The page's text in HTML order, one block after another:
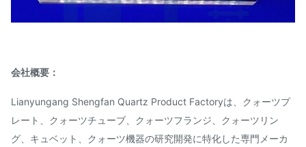
会社概要：
Lianyungang Shengfan Quartz Product Factoryは、クォーツプ
レート、クォーツチューブ、クォーツフランジ、クォーツリン
グ、キュベット、クォーツ機器の研究開発に特化した専門メーカ